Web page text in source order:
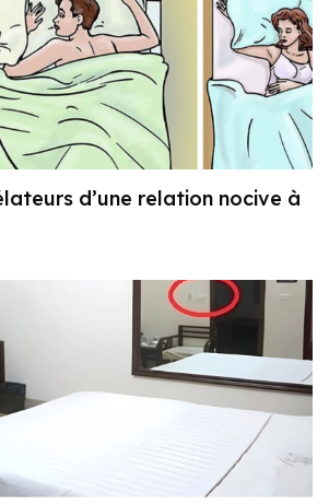
d’une relation nocive à